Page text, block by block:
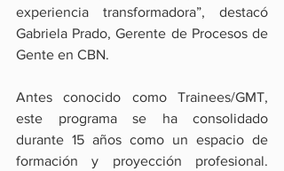
experiencia transformadora”, destacó
Gabriela Prado, Gerente de Procesos de
Gente en CBN.
Antes conocido como Trainees/GMT,
este programa se ha consolidado
durante 15 años como un espacio de
formación y proyección profesional.